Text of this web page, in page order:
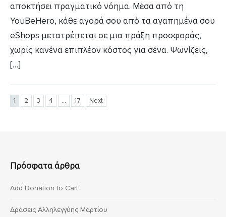
αποκτήσει πραγματικό νόημα. Μέσα από τη
YouBeHero, κάθε αγορά σου από τα αγαπημένα σου
eShops μετατρέπεται σε μια πράξη προσφοράς,
χωρίς κανένα επιπλέον κόστος για σένα. Ψωνίζεις,
[…]
1 2 3 4 … 17 Next
Πρόσφατα άρθρα
Add Donation to Cart
Δράσεις Αλληλεγγύης Μαρτίου